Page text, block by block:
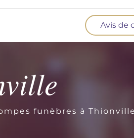
Avis de
l'organisation de la
funèbres à Thionville